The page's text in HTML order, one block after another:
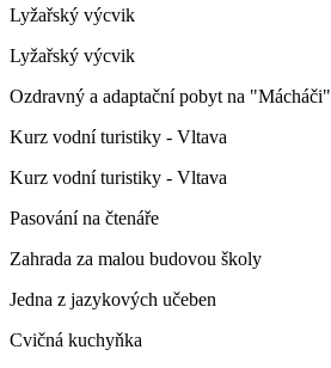
Lyžařský výcvik
Lyžařský výcvik
Ozdravný a adaptační pobyt na "Mácháči"
Kurz vodní turistiky - Vltava
Kurz vodní turistiky - Vltava
Pasování na čtenáře
Zahrada za malou budovou školy
Jedna z jazykových učeben
Cvičná kuchyňka